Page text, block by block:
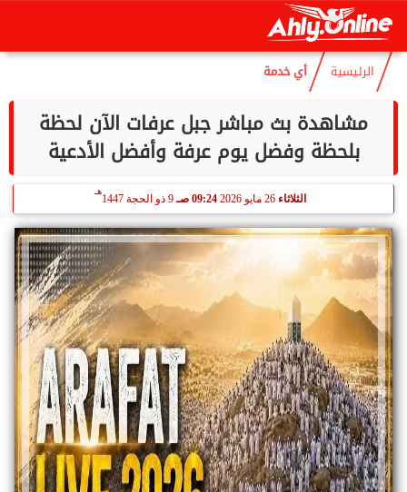
الجمعة
الرئيسية أي خدمة
مشاهدة بث مباشر جبل عرفات الآن لحظة
بلحظة وفضل يوم عرفة وأفضل الأدعية
الثلاثاء 26 مايو 2026 09:24 صـ 9 ذو الحجة 1447
هـ